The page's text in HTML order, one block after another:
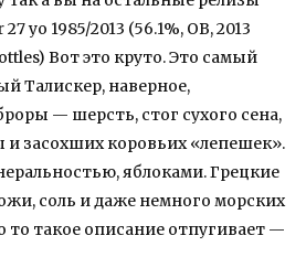
yo 1985/2013 (56.1%, OB, 2013
Вот это круто. Это самый
Талискер, наверное,
— шерсть, стог сухого сена,
засохших коровьих «лепешек».
яблоками. Грецкие
соль и даже немного морских
то такое описание отпугивает —